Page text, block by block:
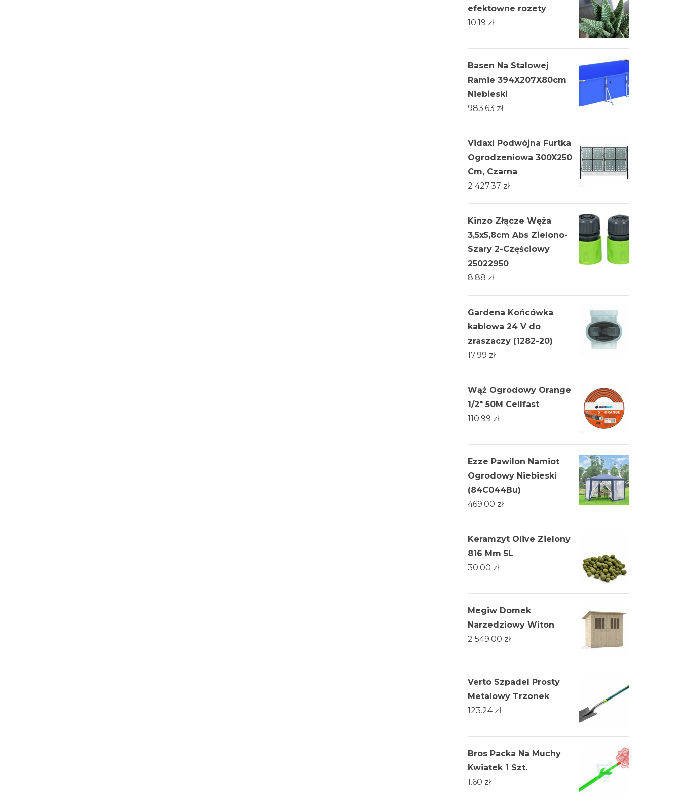
efektowne rozety
10.19 zł
Basen Na Stalowej
Ramie 394X207X80cm
Niebieski
983.63 zł
Vidaxl Podwójna Furtka
Ogrodzeniowa 300X250
Cm, Czarna
2 427.37 zł
Kinzo Złącze Węża
3,5x5,8cm Abs Zielono-
Szary 2-Częściowy
25022950
8.88 zł
Gardena Końcówka
kablowa 24 V do
zraszaczy (1282-20)
17.99 zł
Wąż Ogrodowy Orange
1/2" 50M Cellfast
110.99 zł
Ezze Pawilon Namiot
Ogrodowy Niebieski
(84C044Bu)
469.00 zł
Keramzyt Olive Zielony
816 Mm 5L
30.00 zł
Megiw Domek
Narzedziowy Witon
2 549.00 zł
Verto Szpadel Prosty
Metalowy Trzonek
123.24 zł
Bros Packa Na Muchy
Kwiatek 1 Szt.
1.60 zł